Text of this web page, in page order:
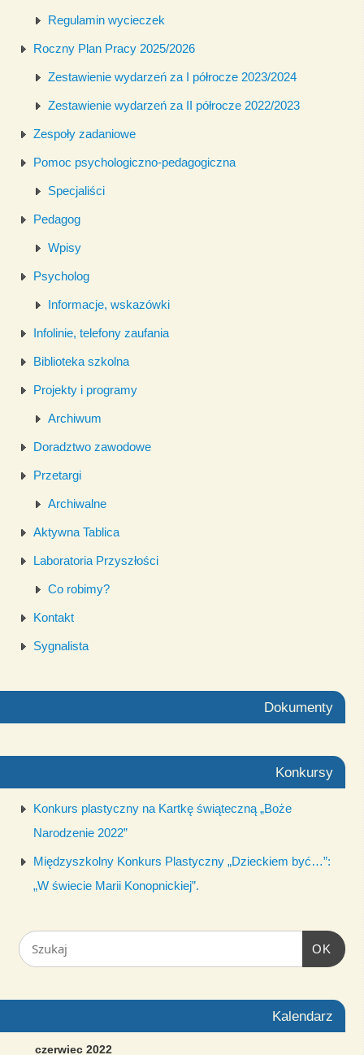
Regulamin wycieczek
Roczny Plan Pracy 2025/2026
Zestawienie wydarzeń za I półrocze 2023/2024
Zestawienie wydarzeń za II półrocze 2022/2023
Zespoły zadaniowe
Pomoc psychologiczno-pedagogiczna
Specjaliści
Pedagog
Wpisy
Psycholog
Informacje, wskazówki
Infolinie, telefony zaufania
Biblioteka szkolna
Projekty i programy
Archiwum
Doradztwo zawodowe
Przetargi
Archiwalne
Aktywna Tablica
Laboratoria Przyszłości
Co robimy?
Kontakt
Sygnalista
Dokumenty
Konkursy
Konkurs plastyczny na Kartkę świąteczną „Boże
Narodzenie 2022”
Międzyszkolny Konkurs Plastyczny „Dzieckiem być…”:
„W świecie Marii Konopnickiej”.
OK
Kalendarz
czerwiec 2022